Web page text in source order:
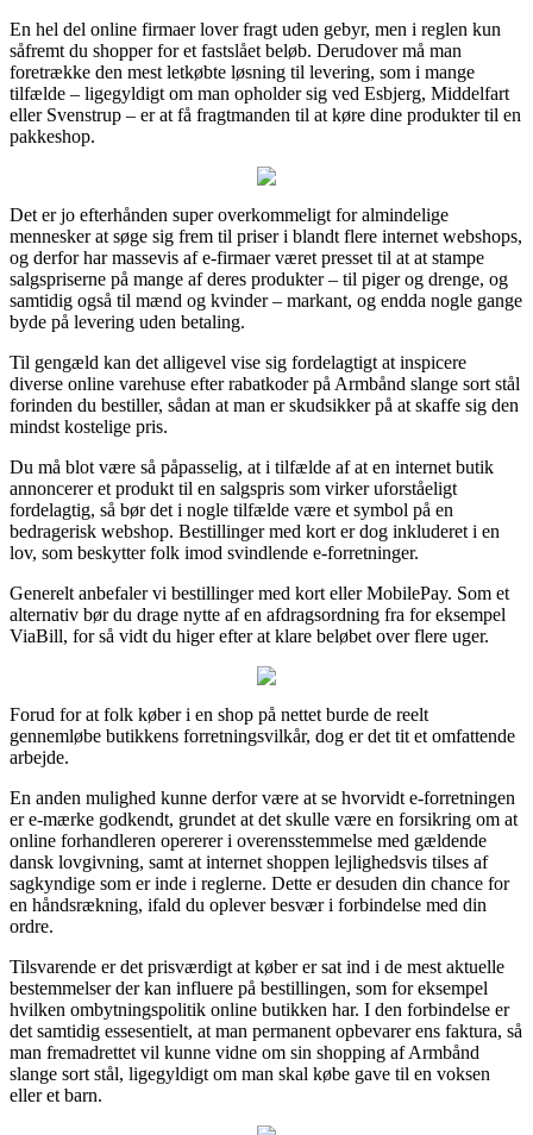
En hel del online firmaer lover fragt uden gebyr, men i reglen kun
såfremt du shopper for et fastslået beløb. Derudover må man
foretrække den mest letkøbte løsning til levering, som i mange
tilfælde – ligegyldigt om man opholder sig ved Esbjerg, Middelfart
eller Svenstrup – er at få fragtmanden til at køre dine produkter til en
pakkeshop.
Det er jo efterhånden super overkommeligt for almindelige
mennesker at søge sig frem til priser i blandt flere internet webshops,
og derfor har massevis af e-firmaer været presset til at at stampe
salgspriserne på mange af deres produkter – til piger og drenge, og
samtidig også til mænd og kvinder – markant, og endda nogle gange
byde på levering uden betaling.
Til gengæld kan det alligevel vise sig fordelagtigt at inspicere
diverse online varehuse efter rabatkoder på Armbånd slange sort stål
forinden du bestiller, sådan at man er skudsikker på at skaffe sig den
mindst kostelige pris.
Du må blot være så påpasselig, at i tilfælde af at en internet butik
annoncerer et produkt til en salgspris som virker uforståeligt
fordelagtig, så bør det i nogle tilfælde være et symbol på en
bedragerisk webshop. Bestillinger med kort er dog inkluderet i en
lov, som beskytter folk imod svindlende e-forretninger.
Generelt anbefaler vi bestillinger med kort eller MobilePay. Som et
alternativ bør du drage nytte af en afdragsordning fra for eksempel
ViaBill, for så vidt du higer efter at klare beløbet over flere uger.
Forud for at folk køber i en shop på nettet burde de reelt
gennemløbe butikkens forretningsvilkår, dog er det tit et omfattende
arbejde.
En anden mulighed kunne derfor være at se hvorvidt e-forretningen
er e-mærke godkendt, grundet at det skulle være en forsikring om at
online forhandleren opererer i overensstemmelse med gældende
dansk lovgivning, samt at internet shoppen lejlighedsvis tilses af
sagkyndige som er inde i reglerne. Dette er desuden din chance for
en håndsrækning, ifald du oplever besvær i forbindelse med din
ordre.
Tilsvarende er det prisværdigt at køber er sat ind i de mest aktuelle
bestemmelser der kan influere på bestillingen, som for eksempel
hvilken ombytningspolitik online butikken har. I den forbindelse er
det samtidig essesentielt, at man permanent opbevarer ens faktura, så
man fremadrettet vil kunne vidne om sin shopping af Armbånd
slange sort stål, ligegyldigt om man skal købe gave til en voksen
eller et barn.